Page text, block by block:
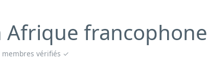
francophone
membres vérifiés ✓